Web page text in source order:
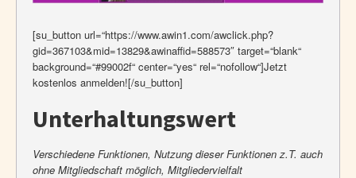
[su_button url=“https://www.awin1.com/awclick.php?
gid=367103&mid=13829&awinaffid=588573″ target=“blank“
background=“#99002f“ center=“yes“ rel=“nofollow“]Jetzt
kostenlos anmelden![/su_button]
Unterhaltungswert
Verschiedene Funktionen, Nutzung dieser Funktionen z.T. auch
ohne Mitgliedschaft möglich, Mitgliedervielfalt